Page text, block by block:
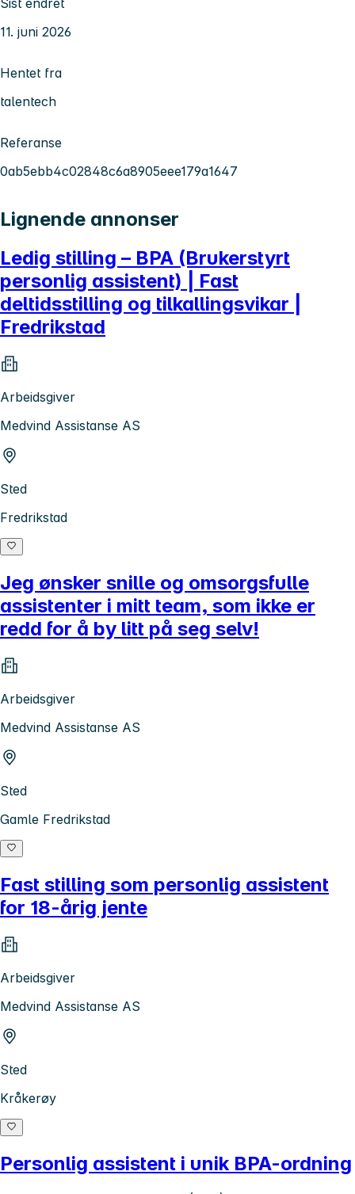
11. juni 2026
Hentet fra
talentech
Referanse
0ab5ebb4c02848c6a8905eee179a1647
Lignende annonser
Ledig stilling – BPA (Brukerstyrt
personlig assistent) | Fast
deltidsstilling og tilkallingsvikar |
Fredrikstad
Arbeidsgiver
Medvind Assistanse AS
Sted
Fredrikstad
Jeg ønsker snille og omsorgsfulle
assistenter i mitt team, som ikke er
redd for å by litt på seg selv!
Arbeidsgiver
Medvind Assistanse AS
Sted
Gamle Fredrikstad
Fast stilling som personlig assistent
for 18-årig jente
Arbeidsgiver
Medvind Assistanse AS
Sted
Kråkerøy
Personlig assistent i unik BPA-ordning